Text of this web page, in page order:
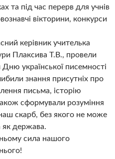
та під час перерв для учнів
вікторини, конкурси
керівник учителька
Плаксива Т.В., провели
української писемності
знання присутніх про
письма, історію
сформували розуміння
скарб, без якого не може
як держава.
сила нашого